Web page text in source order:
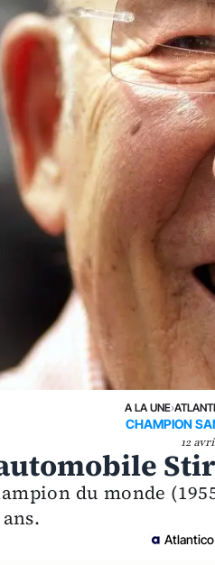
A LA UNE›
CHAMPION
12
du monde